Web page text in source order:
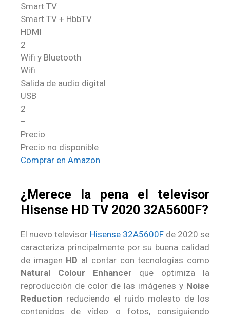
Smart TV
Smart TV + HbbTV
HDMI
2
Wifi y Bluetooth
Wifi
Salida de audio digital
USB
2
–
Precio
Precio no disponible
Comprar en Amazon
¿Merece la pena el televisor
Hisense HD TV 2020 32A5600F?
El nuevo televisor Hisense 32A5600F de 2020 se
caracteriza principalmente por su buena calidad
de imagen HD al contar con tecnologías como
Natural Colour Enhancer que optimiza la
reproducción de color de las imágenes y Noise
Reduction reduciendo el ruido molesto de los
contenidos de vídeo o fotos, consiguiendo